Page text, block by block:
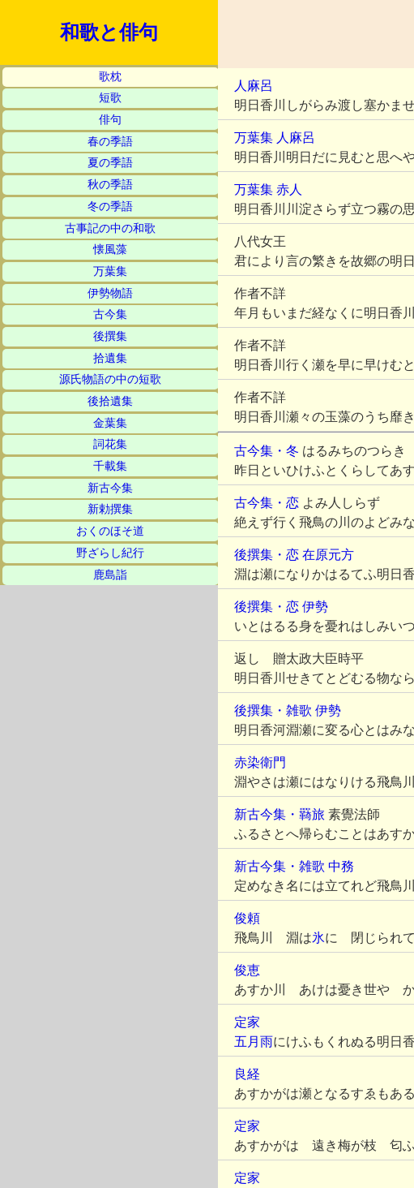
和歌と俳句
歌枕
短歌
俳句
春の季語
夏の季語
秋の季語
冬の季語
古事記の中の和歌
懐風藻
万葉集
伊勢物語
古今集
後撰集
拾遺集
源氏物語の中の短歌
後拾遺集
金葉集
詞花集
千載集
新古今集
新勅撰集
おくのほそ道
野ざらし紀行
鹿島詣
人麻呂
明日香川しがらみ渡し塞かま
万葉集 人麻呂
明日香川明日だに見むと思へ
万葉集 赤人
明日香川川淀さらず立つ霧の
八代女王
君により言の繁きを故郷の明
作者不詳
年月もいまだ経なくに明日香
作者不詳
明日香川行く瀬を早に早けむ
作者不詳
明日香川瀬々の玉藻のうち靡
古今集・冬 はるみちのつらき
昨日といひけふとくらしてあ
古今集・恋よみ人しらず
絶えず行く飛鳥の川のよどみ
後撰集・恋 在原元方
淵は瀬になりかはるてふ明日
後撰集・恋 伊勢
いとはるる身を憂れはしみい
返し 贈太政大臣時平
明日香川せきてとどむる物な
後撰集・雑歌 伊勢
明日香河淵瀬に変る心とはみ
赤染衛門
淵やさは瀬にはなりける飛鳥
新古今集・羇旅 素覺法師
ふるさとへ帰らむことはあす
新古今集・雑歌 中務
定めなき名には立てれど飛鳥
俊頼
飛鳥川 淵は氷に 閉じられ
俊恵
あすか川 あけは憂き世や
定家
五月雨にけふもくれぬる明日
良経
あすかがは瀬となるすゑもあ
定家
あすかがは 遠き梅が枝 匂
定家